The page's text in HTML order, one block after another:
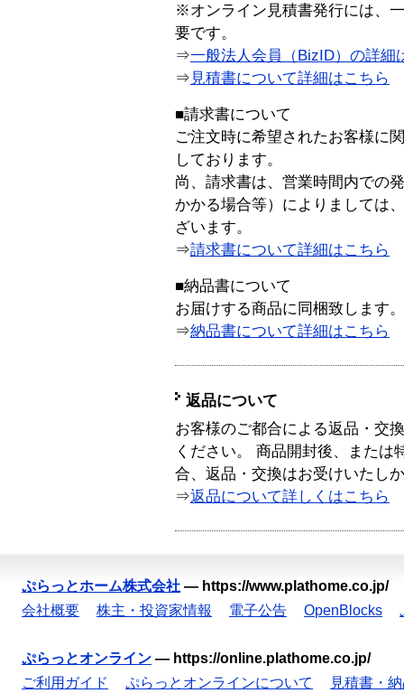
※オンライン見積書発行には、
要です。
⇒一般法人会員（BizID）の詳細
⇒ 見積書について詳細はこちら
■請求書について
ご注文時に希望されたお客様に
しております。
尚、請求書は、営業時間内での
かかる場合等）によりましては
ざいます。
⇒請求書について詳細はこちら
■納品書について
お届けする商品に同梱致します。
⇒納品書について詳細はこちら
返品について
お客様のご都合による返品・交
ください。 商品開封後、または
合、返品・交換はお受けいたし
⇒返品について詳しくはこちら
ぷらっとホーム株式会社 — https://www.plathome.co.jp/
会社概要
株主・投資家情報 電子公告 OpenBlocks
ぷらっとオンライン — https://online.plathome.co.jp/
ご利用ガイド
ぷらっとオンラインについて 見積書・